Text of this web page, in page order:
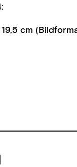
19,5 cm